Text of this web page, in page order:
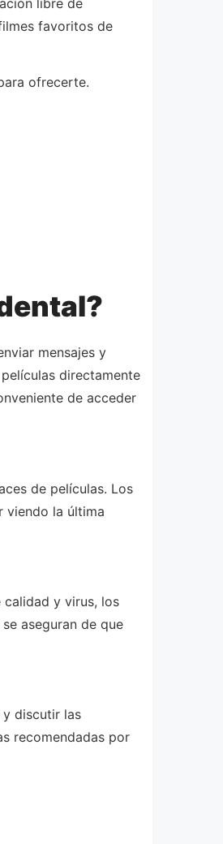
favoritos de
ofrecerte.
mensajes y
directamente
de acceder
de películas. Los
viendo la última
y virus, los
aseguran de que
y discutir las
recomendadas por